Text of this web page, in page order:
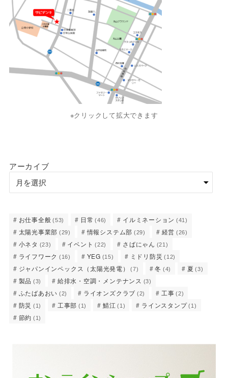
※クリックして拡大できます
アーカイブ
お仕事全般 (53) 日常 (46) イルミネーション (41)
太陽光事業部 (29) 情報システム部 (29) 経営 (26)
小ネタ (23) イベント (22) さばにゃん (21)
ライフワーク (16) YEG (15) ミドリ防災 (12)
ジャパンインペックス（太陽光発電） (7) 冬 (4) 夏 (3)
製品 (3) 給排水・空調・メンテナンス (3)
ふたばあおい (2) ライオンズクラブ (2) 工事 (2)
防災 (1) 工事部 (1) 鯖江 (1) ラインスタンプ (1)
節約 (1)